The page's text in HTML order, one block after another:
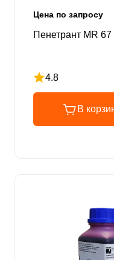
Цена по запросу
Пенетрант MR 67
4.8
Рейтинг 4.8 из 5
В